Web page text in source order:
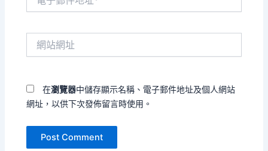
在瀏覽器中儲存顯示名稱、電子郵件地址及個人網站
網址，以供下次發佈留言時使用。